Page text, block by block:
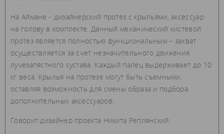
На Аймане - дизайнерский протез с крыльями, аксессуар
на голову в комплекте. Данный механический кистевой
протез является полностью функциональным – захват
осуществляется за счет незначительного движения
лучезапястного сустава. Каждый палец выдерживает до 10
кг веса. Крылья на протезе могут быть съемными,
оставляя возможность для смены образа и подбора
дополнительных аксессуаров.
Говорит дизайнер проекта Никита Реплянский: